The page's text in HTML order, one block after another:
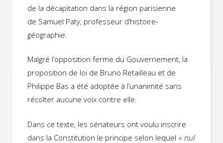
de la décapitation dans la région parisienne
de Samuel Paty, professeur d’histoire-
géographie.
Malgré l’opposition ferme du Gouvernement, la
proposition de loi de Bruno Retailleau et de
Philippe Bas a été adoptée à l’unanimité sans
récolter aucune voix contre elle.
Dans ce texte, les sénateurs ont voulu inscrire
dans la Constitution le principe selon lequel « nul